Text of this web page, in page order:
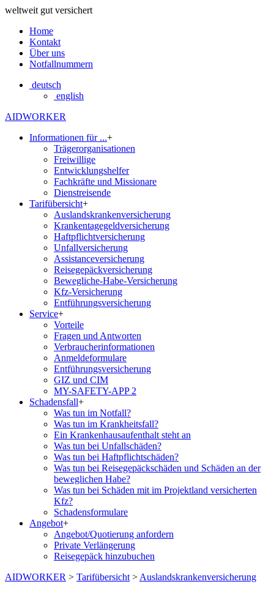
weltweit gut versichert
Home
Kontakt
Über uns
Notfallnummern
deutsch
english
AIDWORKER
Informationen für ...+
Trägerorganisationen
Freiwillige
Entwicklungshelfer
Fachkräfte und Missionare
Dienstreisende
Tarifübersicht+
Auslandskrankenversicherung
Krankentagegeldversicherung
Haftpflichtversicherung
Unfallversicherung
Assistanceversicherung
Reisegepäckversicherung
Bewegliche-Habe-Versicherung
Kfz-Versicherung
Entführungsversicherung
Service+
Vorteile
Fragen und Antworten
Verbraucherinformationen
Anmeldeformulare
Entführungsversicherung
GIZ und CIM
MY-SAFETY-APP 2
Schadensfall+
Was tun im Notfall?
Was tun im Krankheitsfall?
Ein Krankenhausaufenthalt steht an
Was tun bei Unfallschäden?
Was tun bei Haftpflichtschäden?
Was tun bei Reisegepäckschäden und Schäden an der
beweglichen Habe?
Was tun bei Schäden mit im Projektland versicherten
Kfz?
Schadensformulare
Angebot+
Angebot/Quotierung anfordern
Private Verlängerung
Reisegepäck hinzubuchen
AIDWORKER > Tarifübersicht > Auslandskrankenversicherung